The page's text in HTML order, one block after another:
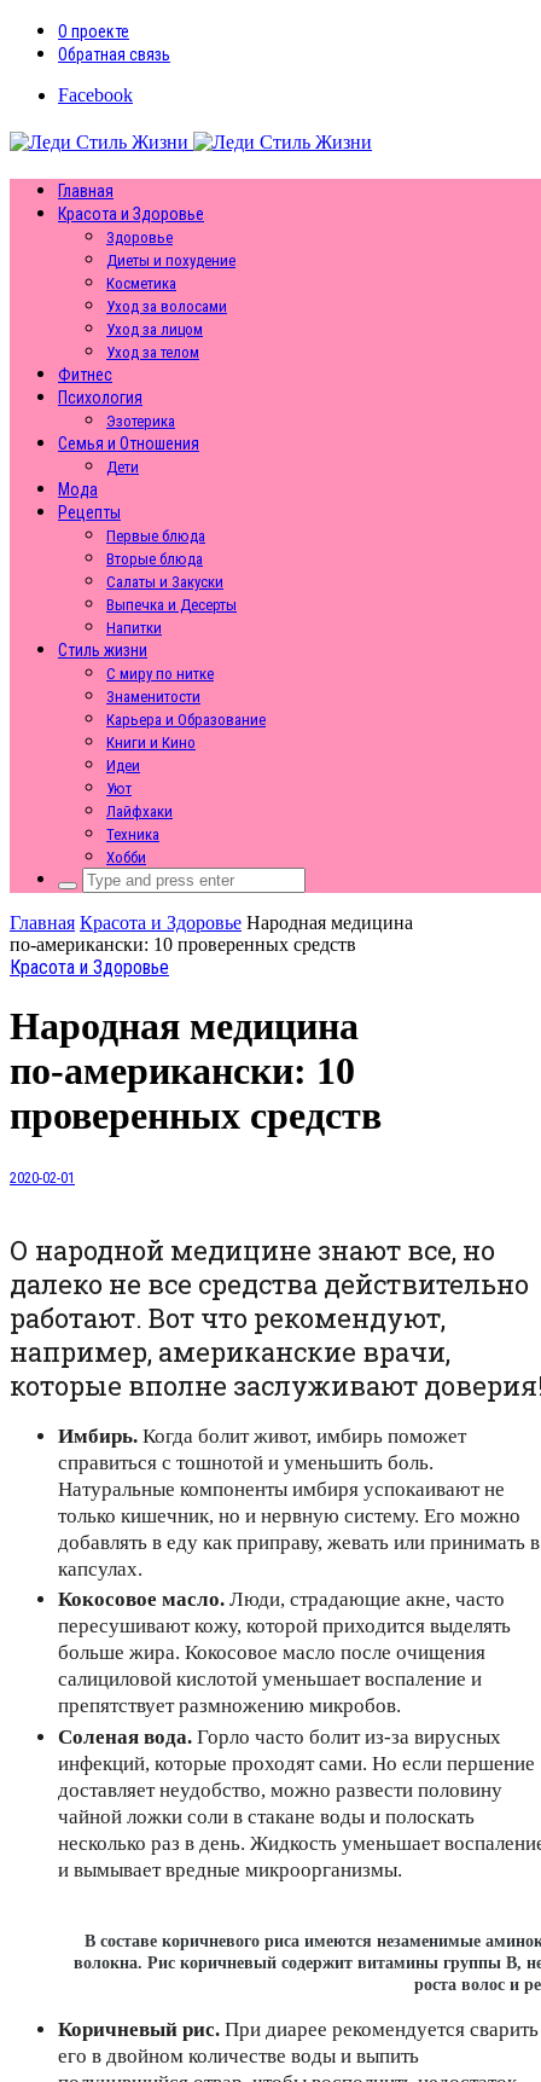
О проекте
Обратная связь
Facebook
Главная
Красота и Здоровье
Здоровье
Диеты и похудение
Косметика
Уход за волосами
Уход за лицом
Уход за телом
Фитнес
Психология
Эзотерика
Семья и Отношения
Дети
Мода
Рецепты
Первые блюда
Вторые блюда
Салаты и Закуски
Выпечка и Десерты
Напитки
Стиль жизни
С миру по нитке
Знаменитости
Карьера и Образование
Книги и Кино
Идеи
Уют
Лайфхаки
Техника
Хобби
Search
for:
Главная Красота и Здоровье Народная медицина
по‑американски: 10 проверенных средств
Красота и Здоровье
Народная медицина
по‑американски: 10
проверенных средств
2020-02-01
О народной медицине знают все, но
далеко не все средства действительно
работают. Вот что рекомендуют,
например, американские врачи,
которые вполне заслуживают
Имбирь. Когда болит живот, имбирь поможет
справиться с тошнотой и уменьшить боль.
Натуральные компоненты имбиря успокаивают не
только кишечник, но и нервную систему. Его можно
добавлять в еду как приправу, жевать или принимать в
капсулах.
Кокосовое масло. Люди, страдающие акне, часто
пересушивают кожу, которой приходится выделять
больше жира. Кокосовое масло после очищения
салициловой кислотой уменьшает воспаление и
препятствует размножению микробов.
Соленая вода. Горло часто болит из-за вирусных
инфекций, которые проходят сами. Но если першение
доставляет неудобство, можно развести половину
чайной ложки соли в стакане воды и полоскать
несколько раз в день. Жидкость уменьшает
и вымывает вредные микроорганизмы.
В составе коричневого риса имеются незаменимые
волокна. Рис коричневый содержит витамины группы В,
роста волос и
Коричневый рис. При диарее рекомендуется сварить
его в двойном количестве воды и выпить